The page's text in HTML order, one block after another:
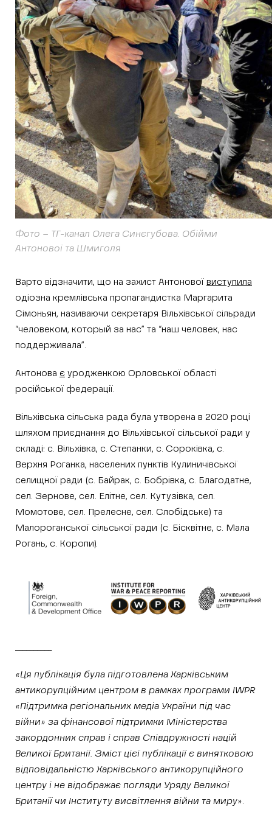
Фото – ТГ-канал Олега Синєгубова. Обійми
Антонової та Шмиголя
Варто відзначити, що на захист Антонової виступила
одіозна кремлівська пропагандистка Маргарита
Сімоньян, називаючи секретаря Вільхівської сільради
“человеком, который за нас” та “наш человек, нас
поддерживала”.
Антонова є уродженкою Орловської області
російської федерації.
Вільхівська сільська рада була утворена в 2020 році
шляхом приєднання до Вільхівської сільської ради у
складі: с. Вільхівка, с. Степанки, с. Сороківка, с.
Верхня Роганка, населених пунктів Кулиничівської
селищної ради (с. Байрак, с. Бобрівка, с. Благодатне,
сел. Зернове, сел. Елітне, сел. Кутузівка, сел.
Момотове, сел. Прелесне, сел. Слобідське) та
Малороганської сільської ради (с. Бісквітне, с. Мала
Рогань, с. Коропи).
«Ця публікація була підготовлена Харківським
антикорупційним центром в рамках програми IWPR
«Підтримка регіональних медіа України під час
війни» за фінансової підтримки Міністерства
закордонних справ і справ Співдружності націй
Великої Британії. Зміст цієї публікації є винятковою
відповідальністю Харківського антикорупційного
центру i не відображає погляди Уряду Великої
Британії чи Інституту висвітлення війни та миру».